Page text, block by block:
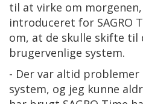
til at virke om
introduceret for SAGRO
om, at de skulle skifte til
brugervenlige system.
- Der var altid problemer
system, og jeg kunne